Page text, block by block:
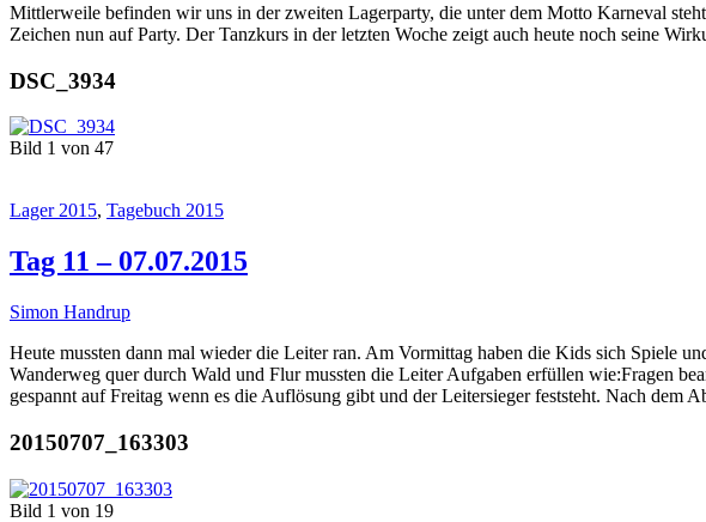
Mittlerweile befinden wir uns in der zweiten Lagerparty, die unter dem Motto Karneval
Zeichen nun auf Party. Der Tanzkurs in der letzten Woche zeigt auch heute noch seine
DSC_3934
Bild 1 von 47
Lager 2015, Tagebuch 2015
Tag 11 – 07.07.2015
Simon Handrup
Heute mussten dann mal wieder die Leiter ran. Am Vormittag haben die Kids sich Spiele
Wanderweg quer durch Wald und Flur mussten die Leiter Aufgaben erfüllen wie:Fragen
gespannt auf Freitag wenn es die Auflösung gibt und der Leitersieger feststeht. Nach
20150707_163303
Bild 1 von 19